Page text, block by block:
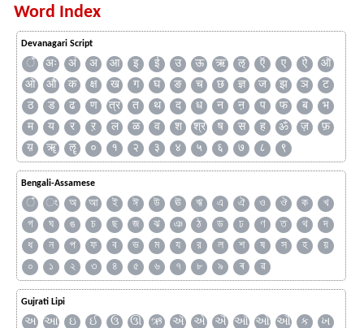
Word Index
Devanagari Script
ँ अः अं अ आ इ ई उ ऊ ऋ ऌ ऍ ए ऐ
ऑ
ओ
औ क क्ष ख ग घ ङ च छ ज्ञ ज झ ञ
ट
ठ
ड ढ ण त्र त थ द ध न ऩ प फ ब
भ
म
य र ऱ ल ळ व श श्र ष स ह ॐ ज़
फ़
य़
ॠ ॡ ० १ २ ३ ४ ५ ६ ७ ८ ९
Bengali-Assamese
ঁ ং অ আ ই ঈ উ ঊ ঋ এ ঐ ও ঔ ক
খ
গ
ঘ ঙ চ ছ জ ঝ ঞ ঠ ড ঢ ণ ত থ
দ
ধ
ন প ফ ব ভ ম য র ল শ ষ স হ
য়
০
১ ২ ৩ ৪ ৫ ৬ ৭ ৮ ৯ ৰ ৱ
Gujrati Lipi
અ આ ઇ ઈ ઉ ઊ ઋ ઍ એ ઐ ઑ ઓ ઔ ક
ખ